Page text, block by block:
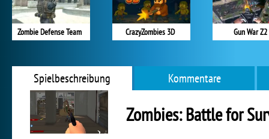
Zombie Defense Team CrazyZombies 3D Gun War Z2
Spielbeschreibung Kommentare
Zombies: Battle for